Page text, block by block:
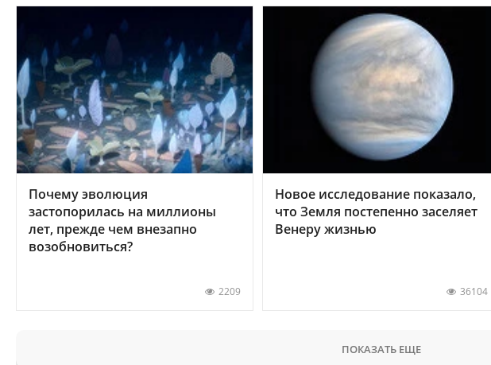
Почему эволюция
застопорилась на миллионы
лет, прежде чем внезапно
возобновиться?
2209
Новое исследование показало,
что Земля постепенно заселяет
Венеру жизнью
36104
ПОКАЗАТЬ ЕЩЕ